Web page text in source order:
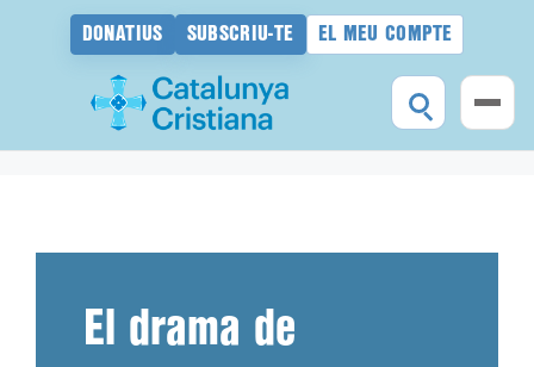
DONATIUS SUBSCRIU-TE EL MEU COMPTE
El drama de